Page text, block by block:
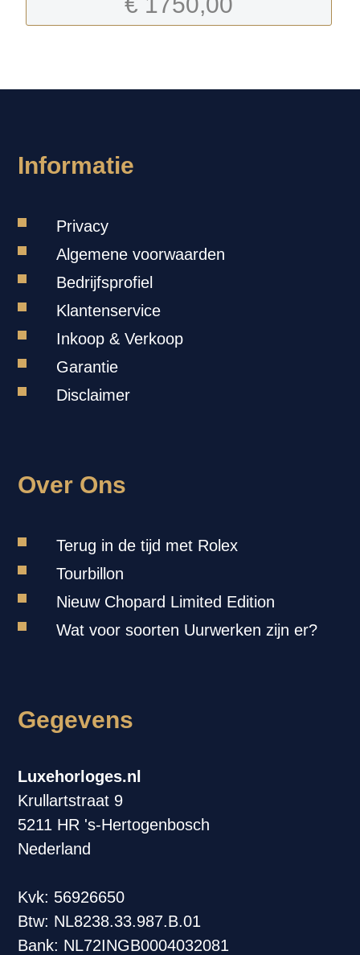
Informatie
Privacy
Algemene voorwaarden
Bedrijfsprofiel
Klantenservice
Inkoop & Verkoop
Garantie
Disclaimer
Over Ons
Terug in de tijd met Rolex
Tourbillon
Nieuw Chopard Limited Edition
Wat voor soorten Uurwerken zijn er?
Gegevens
Luxehorloges.nl
Krullartstraat 9
5211 HR 's-Hertogenbosch
Nederland
Kvk: 56926650
Btw: NL8238.33.987.B.01
Bank: NL72INGB0004032081